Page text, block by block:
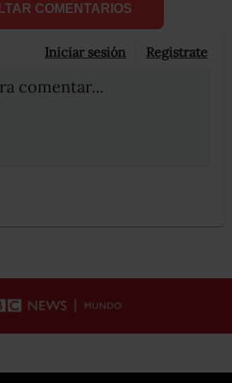
COMENTARIOS
Iniciar sesión Registrate
comentar...